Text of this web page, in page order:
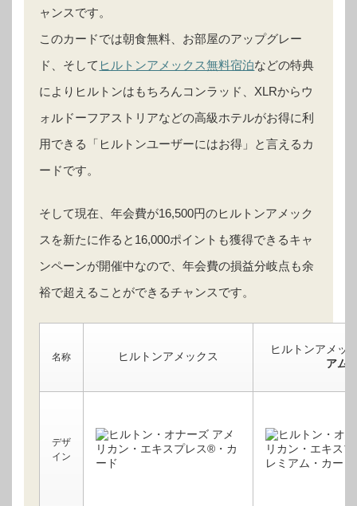
ャンスです。
このカードでは朝食無料、お部屋のアップグレー
ド、そして ヒルトンアメックス無料宿泊などの特典
によりヒルトンはもちろんコンラッド、XLRからウ
ォルドーフアストリアなどの高級ホテルがお得に利
用できる「ヒルトンユーザーにはお得」と言えるカ
ードです。
そして現在、年会費が16,500円のヒルトンアメック
スを新たに作ると16,000ポイントも獲得できるキャ
ンペーンが開催中なので、年会費の損益分岐点も余
裕で超えることができるチャンスです。
名称 ヒルトンアメックス
ヒルトンアメッ
アム
デザ
イン